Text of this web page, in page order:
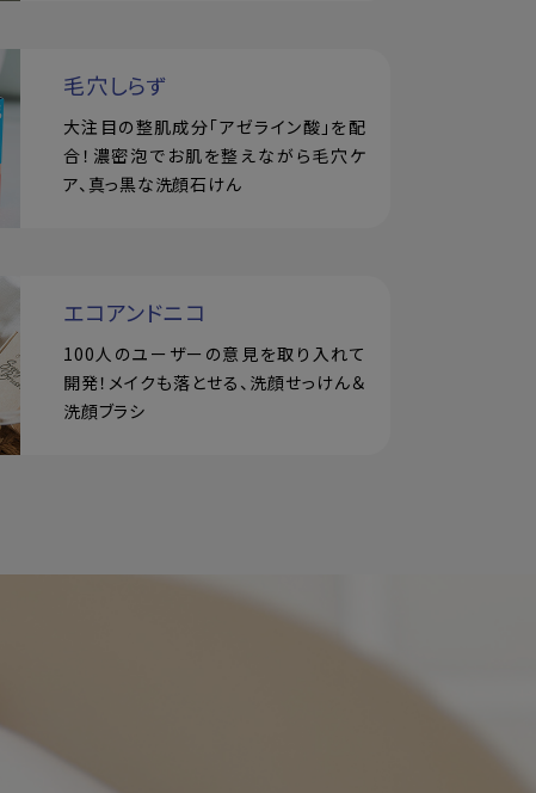
毛穴しらず
大注目の整肌成分「アゼライン酸」を配
合！濃密泡でお肌を整えながら毛穴ケ
ア、真っ黒な洗顔石けん
エコアンドニコ
100人のユーザーの意見を取り入れて
開発！メイクも落とせる、洗顔せっけん＆
洗顔ブラシ